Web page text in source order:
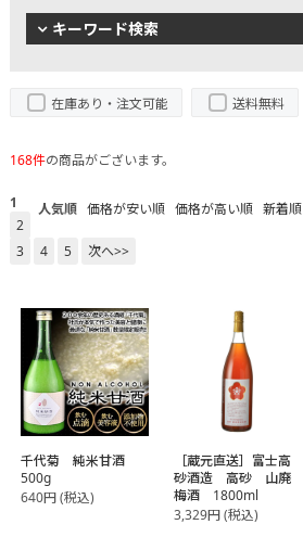
キーワード検索
在庫あり・注文可能 送料無料
168件の商品がございます。
人気順 価格が安い順 価格が高い順 新着順
1
2
3
4 5 次へ>>
千代菊 純米甘酒
500g
640円(税込)
［蔵元直送］富士高
砂酒造 高砂 山廃
梅酒 1800ml
3,329円(税込)